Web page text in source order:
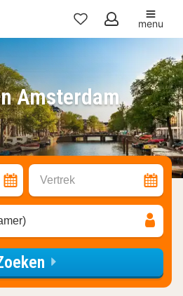
Mijn
menu
Amsterdam
Vertrek